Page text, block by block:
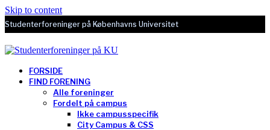
Skip to content
Studenterforeninger på Københavns Universitet
FORSIDE
FIND FORENING
Alle foreninger
Fordelt på campus
Ikke campusspecifik
City Campus & CSS